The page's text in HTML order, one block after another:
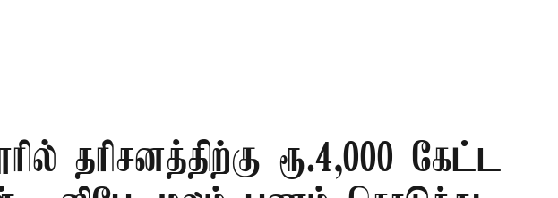
தரிசனத்திற்கு ரூ.4,000 கேட்ட